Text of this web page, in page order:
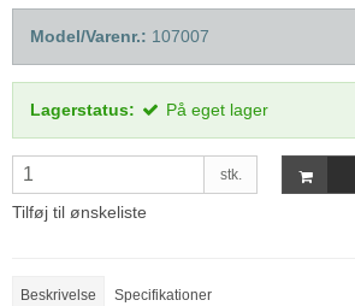
Model/Varenr.: 107007
Lagerstatus: På eget lager
stk.
Tilføj til ønskeliste
Beskrivelse Specifikationer